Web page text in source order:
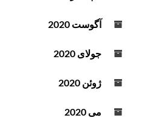
آگوست 2020
جولای 2020
ژوئن 2020
می 2020